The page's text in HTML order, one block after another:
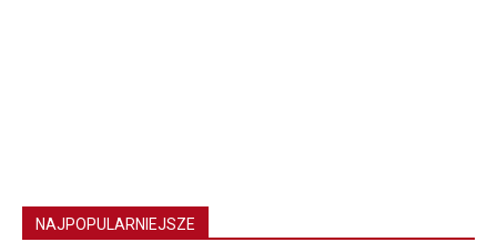
NAJPOPULARNIEJSZE